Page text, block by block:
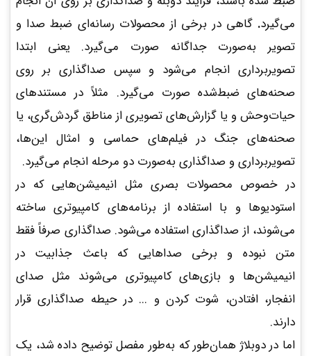
می‌گیرد.گاهی در برخی از محصولات رسانه‌ای ضبط صدا و
تصویر به‌صورت جداگانه صورت می‌گیرد. یعنی ابتدا
تصویربرداری انجام می‌شود و سپس صداگذاری بر روی
صحنه‌های ضبط‌شده صورت می‌گیرد. مثلاً در مستندهای
حیات‌وحش و یا گزارش‌های تصویری از مناطق گردش‌گری، یا
صحنه‌های جنگ در فیلم‌های حماسی و امثال این‌ها،
تصویربرداری و صداگذاری به‌صورت دو مرحله انجام می‌گیرد.
در خصوص محصولات بصری مثل انیمیشن‌هایی که در
استودیوها و با استفاده از برنامه‌های کامپیوتری ساخته
می‌شوند، از صداگذاری استفاده می‌شود. صداگذاری صرفاً فقط
متن نبوده و برخی صداهایی که باعث جذابیت در
انیمیشن‌ها و بازی‌های کامپیوتری می‌شوند مثل صدای
انفجار، افتادن، شوت کردن و ... در حیطه صداگذاری قرار
دارند.
اما در دوبلاژ همان‌طور که به‌طور مفصل توضیح داده شد، یک